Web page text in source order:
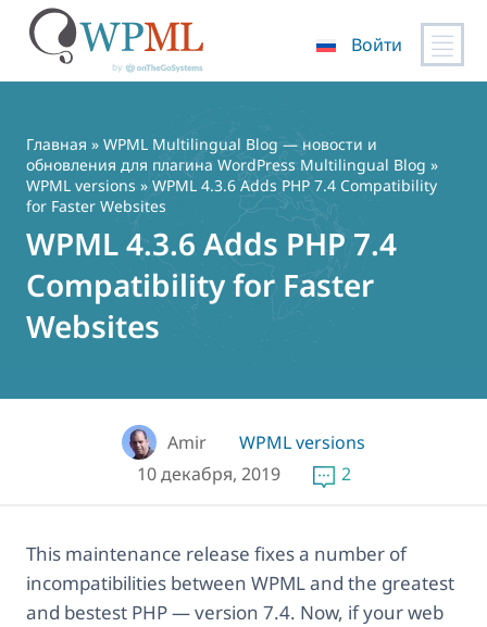
содержимому
Войти
Главная » WPML Multilingual Blog — новости и
обновления для плагина WordPress Multilingual Blog »
WPML versions » WPML 4.3.6 Adds PHP 7.4 Compatibility
for Faster Websites
WPML 4.3.6 Adds PHP 7.4
Compatibility for Faster
Websites
Amir
WPML versions
10 декабря, 2019
2
This maintenance release fixes a number of
incompatibilities between WPML and the greatest
and bestest PHP — version 7.4. Now, if your web